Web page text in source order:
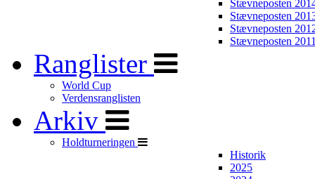
Stævneposten
Stævneposten
Stævneposten
Stævneposten
Ranglister
World Cup
Verdensranglisten
Arkiv
Holdturneringen
Historik
2025